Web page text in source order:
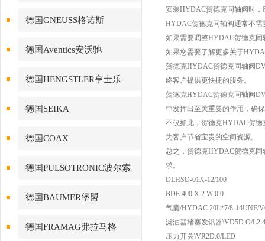
德国GNEUSS格诺斯
德国Aventics安沃驰
德国HENGSTLER亨士乐
德国SEIKA
德国COAX
德国PULSOTRONIC波尔索
德国BAUMER堡盟
德国FRAMAG弗拉马格
安装HYDAC贺德克同轴阀时
HYDAC贺德克同轴阀通常不
如果需要调整HYDAC贺德克
如果您需要了解更多关于
贺德克HYDAC贺德克同轴阀
终客户提供更快捷的服务。
贺德克HYDAC贺德克同轴阀
中发挥出至关重要的作用，确
不仅如此，贺德克HYDAC贺德
为客户节省宝贵的空间资源。
总之，贺德克HYDAC贺德克同
求。
DLHSD-01X-12/100
BDE 400 X 2 W 0.0
气囊/HYDAC 20L*7/8-14UNF/
滤油器堵塞发讯器\VD5D.O/
压力开关\VR2D.0/LED